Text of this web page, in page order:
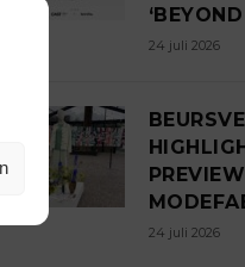
24 juli 2026
24 juli 2026